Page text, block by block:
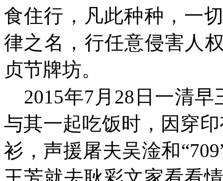
食住行，凡此种种，一
律之名，行任意侵害人
贞节牌坊。
2015年7 月 28 日一清
与其一起吃饭时，因穿
衫，声援屠夫吴淦和“709